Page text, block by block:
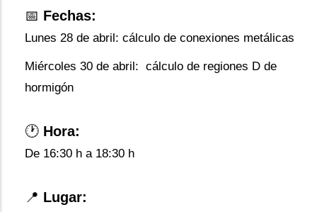
📅 Fechas:
Lunes 28 de abril: cálculo de conexiones metálicas
Miércoles 30 de abril: cálculo de regiones D de
hormigón
🕐 Hora:
De 16:30 h a 18:30 h
📍​ Lugar: